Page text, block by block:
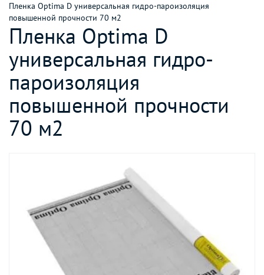
Пленка Optima D универсальная гидро-пароизоляция
повышенной прочности 70 м2
Пленка Optima D
универсальная гидро-
пароизоляция
повышенной прочности
70 м2